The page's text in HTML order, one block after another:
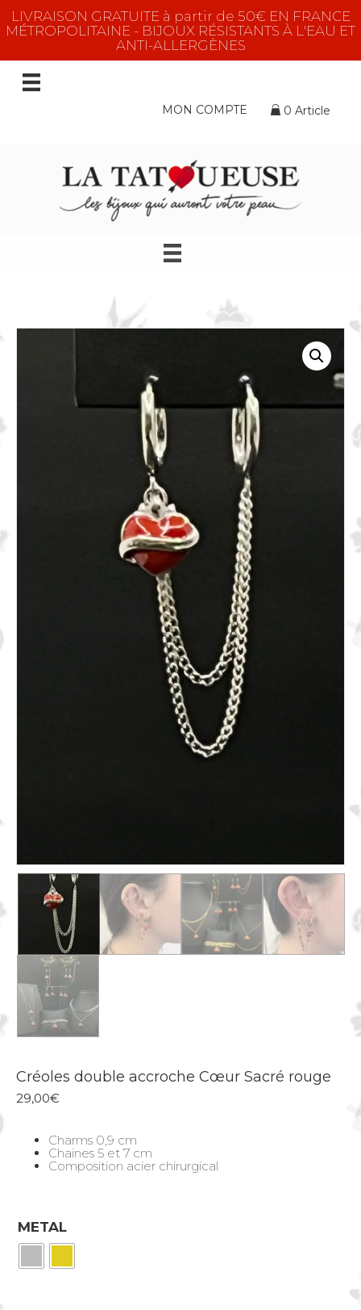
LIVRAISON GRATUITE à partir de 50€ EN FRANCE
MÉTROPOLITAINE - BIJOUX RÉSISTANTS À L'EAU ET
ANTI-ALLERGÈNES
MON COMPTE 0 Article
Créoles double accroche Cœur Sacré rouge
29,00€
Charms 0,9 cm
Chaines 5 et 7 cm
Composition acier chirurgical
METAL